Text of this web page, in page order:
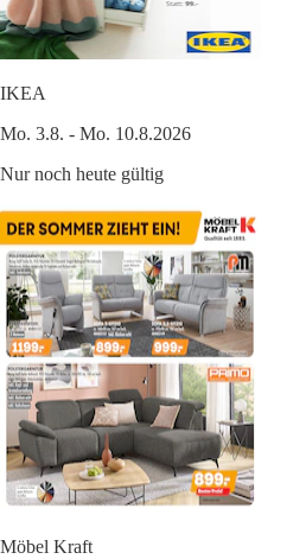
IKEA
Mo. 3.8. - Mo. 10.8.2026
Nur noch heute gültig
Möbel Kraft